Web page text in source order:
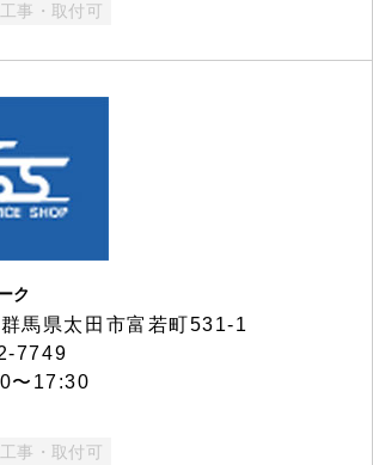
工事・取付可
ク
馬県太田市富若町531-1
7749
〜17:30
工事・取付可